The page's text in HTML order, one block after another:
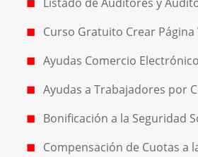
Listado de Auditores y
Curso Gratuito Crear Página
Ayudas Comercio Electrónico
Ayudas a Trabajadores por
Bonificación a la Seguridad
Compensación de Cuotas a